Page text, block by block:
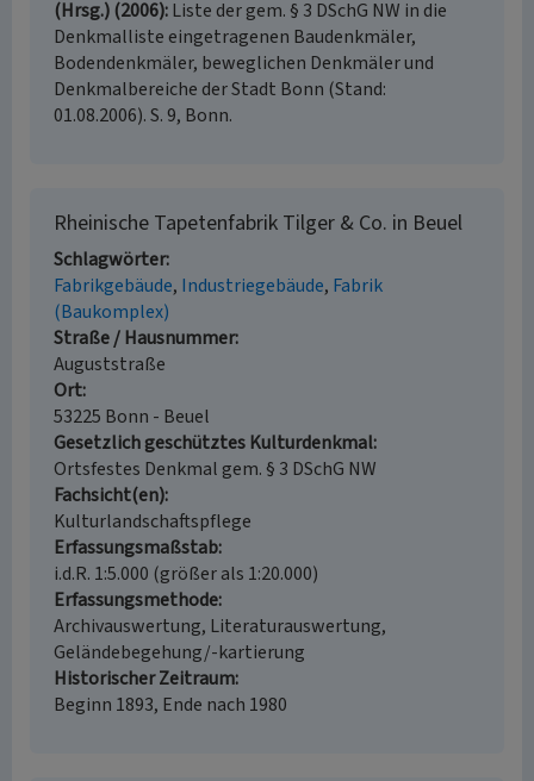
(Hrsg.) (2006) Liste der gem. § 3 DSchG NW in die
Denkmalliste eingetragenen Baudenkmäler,
Bodendenkmäler, beweglichen Denkmäler und
Denkmalbereiche der Stadt Bonn (Stand:
01.08.2006). S. 9, Bonn.
Rheinische Tapetenfabrik Tilger & Co. in Beuel
Schlagwörter
Fabrikgebäude Industriegebäude Fabrik
(Baukomplex)
Straße / Hausnummer
Auguststraße
Ort
53225 Bonn - Beuel
Gesetzlich geschütztes Kulturdenkmal
Ortsfestes Denkmal gem. § 3 DSchG NW
Fachsicht(en)
Kulturlandschaftspflege
Erfassungsmaßstab
i.d.R. 1:5.000 (größer als 1:20.000)
Erfassungsmethode
Archivauswertung, Literaturauswertung,
Geländebegehung/-kartierung
Historischer Zeitraum
Beginn 1893, Ende nach 1980